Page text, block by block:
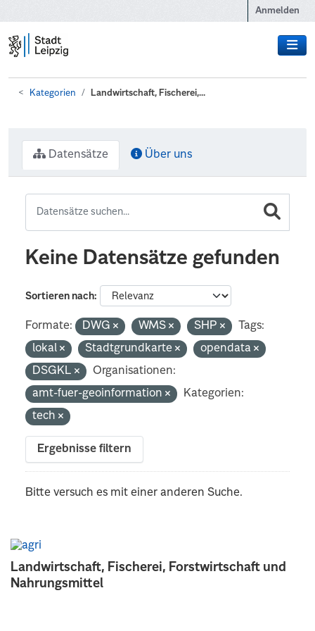
Anmelden
Kategorien Landwirtschaft, Fischerei,...
Landwirtschaft, Fischerei, Forstwirtschaft und
Nahrungsmittel
Datensätze Über uns
Keine Datensätze gefunden
Sortieren nach
Formate: DWG WMS SHP
Tags:
lokal
Stadtgrundkarte
opendata
DSGKL
Organisationen:
amt-fuer-geoinformation
Kategorien:
tech
Ergebnisse filtern
Bitte versuch es mit einer anderen Suche.